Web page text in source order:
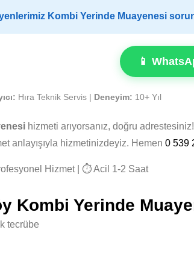
Kombi Yerinde Muayenesi
📱
Hıra Teknik Servis | Deneyim: 10+ Yıl
hizmeti arıyorsanız, doğru
anlayışıyla hizmetinizdeyiz. Hemen 0 539
Hizmet | ⏱️ Acil 1-2 Saat
Kombi Yerinde
tecrübe